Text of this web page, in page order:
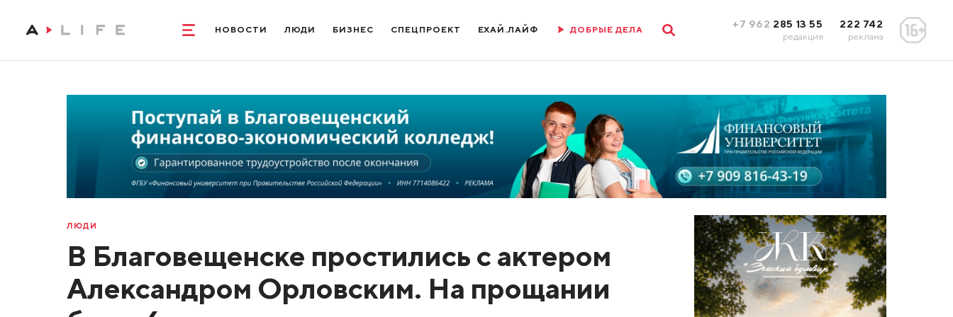
НОВОСТИ ЛЮДИ БИЗНЕС СПЕЦПРОЕКТ ЕХАЙ.ЛАЙФ ДОБРЫЕ ДЕЛА +7 962 285 13 55
редакция
222 742
реклама
ЛЮДИ
В Благовещенске простились с актером
Александром Орловским. На прощании